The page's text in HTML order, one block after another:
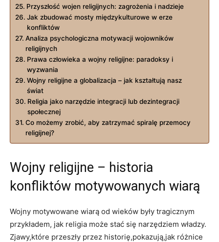
Przyszłość wojen religijnych: zagrożenia i nadzieje
Jak zbudować mosty międzykulturowe w erze
konfliktów
Analiza psychologiczna motywacji wojowników
religijnych
Prawa człowieka a wojny religijne: paradoksy i
wyzwania
Wojny religijne a globalizacja – jak kształtują nasz
świat
Religia jako narzędzie integracji lub dezintegracji
społecznej
Co możemy zrobić, aby zatrzymać spiralę przemocy
religijnej?
Wojny religijne – historia
konfliktów motywowanych wiarą
Wojny motywowane wiarą od wieków były tragicznym
przykładem, jak religia może stać się narzędziem władzy.
Zjawy,które przeszły przez historię,pokazują,jak różnice